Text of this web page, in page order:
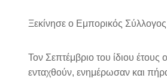
Ξεκίνησε ο Εμπορικός
Τον Σεπτέμβριο του ίδιου
ενταχθούν, ενημέρωσαν και